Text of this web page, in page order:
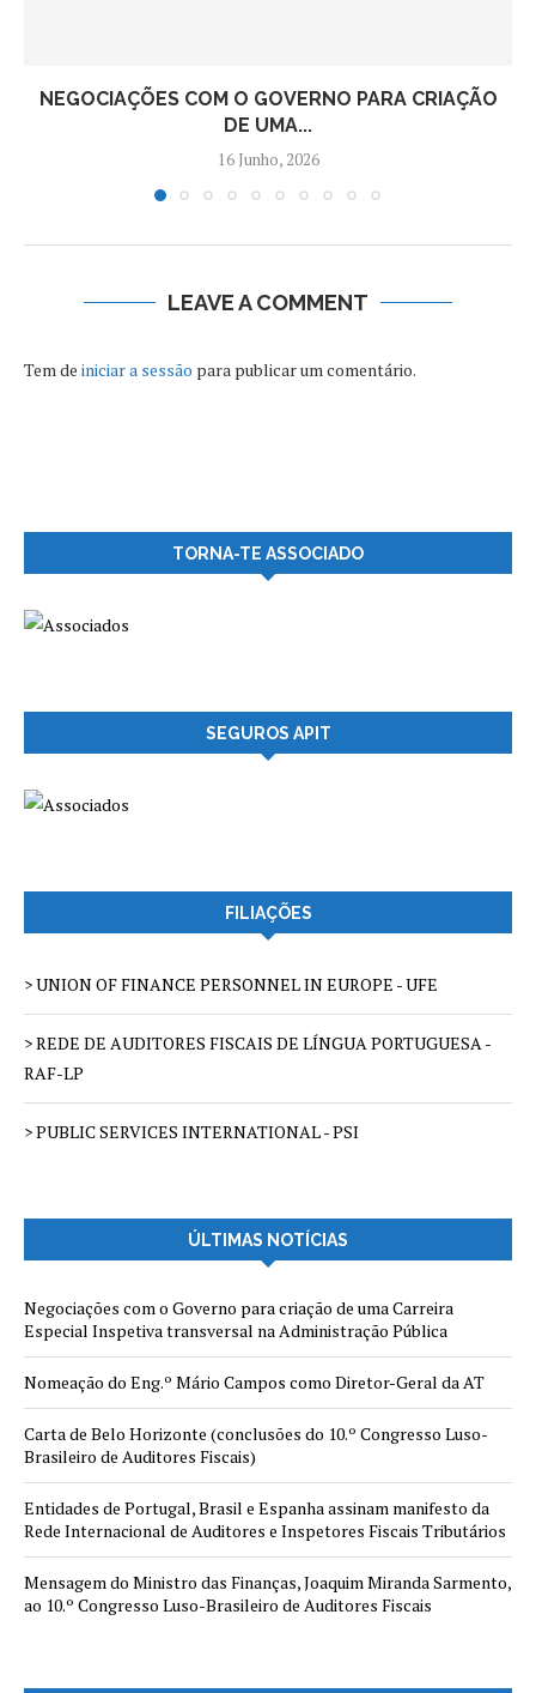
NEGOCIAÇÕES COM O GOVERNO PARA CRIAÇÃO
DE UMA...
16 Junho, 2026
LEAVE A COMMENT
Tem de iniciar a sessão para publicar um comentário.
TORNA-TE ASSOCIADO
SEGUROS APIT
FILIAÇÕES
> UNION OF FINANCE PERSONNEL IN EUROPE - UFE
> REDE DE AUDITORES FISCAIS DE LÍNGUA PORTUGUESA -
RAF-LP
> PUBLIC SERVICES INTERNATIONAL - PSI
ÚLTIMAS NOTÍCIAS
Negociações com o Governo para criação de uma Carreira
Especial Inspetiva transversal na Administração Pública
Nomeação do Eng.º Mário Campos como Diretor-Geral da AT
Carta de Belo Horizonte (conclusões do 10.º Congresso Luso-
Brasileiro de Auditores Fiscais)
Entidades de Portugal, Brasil e Espanha assinam manifesto da
Rede Internacional de Auditores e Inspetores Fiscais Tributários
Mensagem do Ministro das Finanças, Joaquim Miranda Sarmento,
ao 10.º Congresso Luso-Brasileiro de Auditores Fiscais